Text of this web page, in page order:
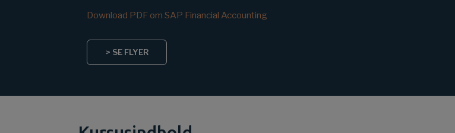
Download PDF om SAP Financial Accounting
> SE FLYER